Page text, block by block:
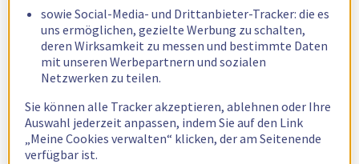
sowie Social-Media- und Drittanbieter-Tracker: die es
uns ermöglichen, gezielte Werbung zu schalten,
deren Wirksamkeit zu messen und bestimmte Daten
mit unseren Werbepartnern und sozialen
Netzwerken zu teilen.
Sie können alle Tracker akzeptieren, ablehnen oder Ihre
Auswahl jederzeit anpassen, indem Sie auf den Link
„Meine Cookies verwalten“ klicken, der am Seitenende
verfügbar ist.